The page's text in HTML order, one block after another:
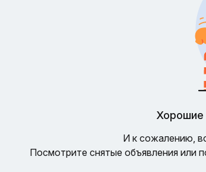
Хорошие
И к сожалению,
Посмотрите снятые объявления или